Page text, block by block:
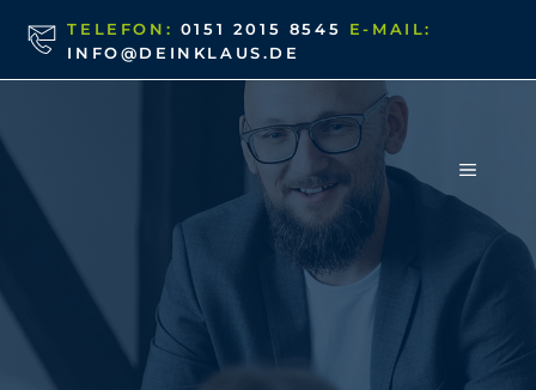
Inhalt
springen
TELEFON: 0151 2015 8545
E-MAIL:
INFO@DEINKLAUS.DE
MENÜ